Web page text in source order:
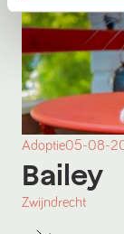
Adoptie05-08-
Bailey
Zwijndrecht